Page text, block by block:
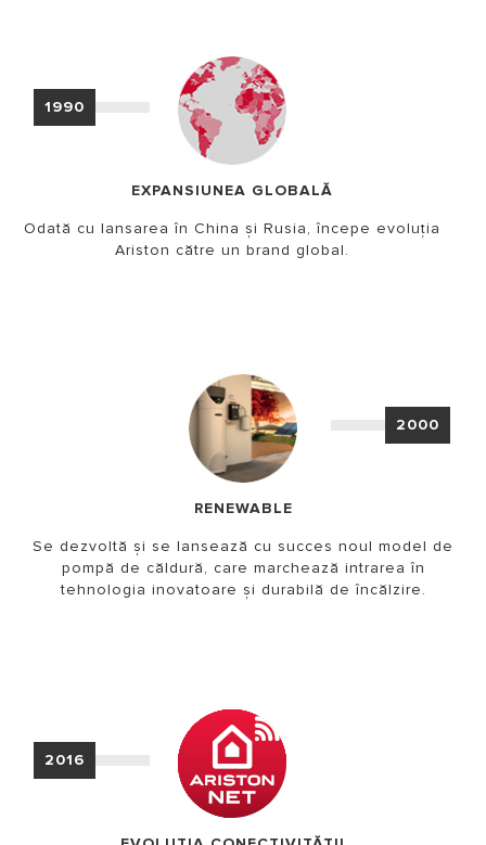
1990
EXPANSIUNEA GLOBALĂ
Odată cu lansarea în China şi Rusia, începe evoluţia
Ariston către un brand global.
2000
RENEWABLE
Se dezvoltă și se lansează cu succes noul model de
pompă de căldură, care marchează intrarea în
tehnologia inovatoare și durabilă de încălzire.
2016